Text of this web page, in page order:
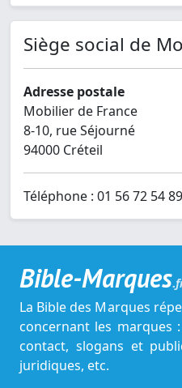
Siège social de
Adresse postale
Mobilier de France
8-10, rue Séjourné
94000 Créteil
Téléphone : 01 56 72 54 89
Bible-Marques
La Bible des Marques
concernant les marques
contact, slogans et
juridiques, etc.